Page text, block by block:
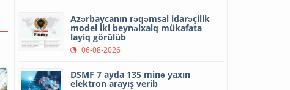
Azərbaycanın rəqəmsal idarəçilik
model iki beynəlxalq mükafata
layiq görülüb
06-08-2026
DSMF 7 ayda 135 minə yaxın
elektron arayış verib